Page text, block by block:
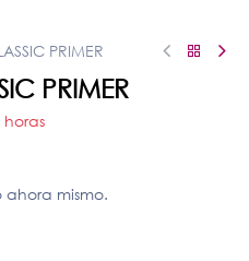
PRIMER
PRIMER
ahora mismo.